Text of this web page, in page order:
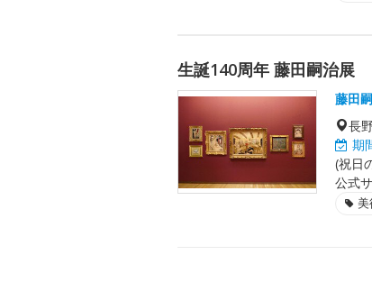
生誕140周年 藤田嗣治展
藤田
長
期
(祝日
公式
美